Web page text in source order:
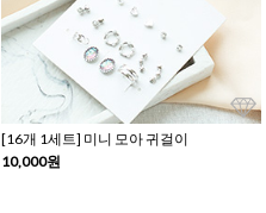
[16개 1세트] 미니 모아 귀걸이
10,000원